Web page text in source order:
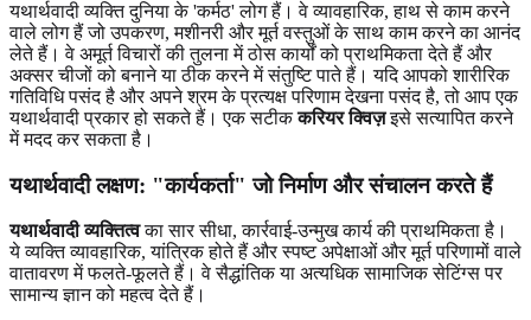
यथार्थवादी व्यक्ति दुनिया के 'कर्मठ' लोग हैं। वे व्यावहारिक, हाथ से काम करने
वाले लोग हैं जो उपकरण, मशीनरी और मूर्त वस्तुओं के साथ काम करने का आनंद
लेते हैं। वे अमूर्त विचारों की तुलना में ठोस कार्यों को प्राथमिकता देते हैं और
अक्सर चीजों को बनाने या ठीक करने में संतुष्टि पाते हैं। यदि आपको शारीरिक
गतिविधि पसंद है और अपने श्रम के प्रत्यक्ष परिणाम देखना पसंद है, तो आप एक
यथार्थवादी प्रकार हो सकते हैं। एक सटीककरियर क्विज़इसे सत्यापित करने
में मदद कर सकता है।
यथार्थवादी लक्षण: "कार्यकर्ता" जो निर्माण और संचालन करते हैं
यथार्थवादी व्यक्तित्वका सार सीधा, कार्रवाई-उन्मुख कार्य की प्राथमिकता है।
ये व्यक्ति व्यावहारिक, यांत्रिक होते हैं और स्पष्ट अपेक्षाओं और मूर्त परिणामों वाले
वातावरण में फलते-फूलते हैं। वे सैद्धांतिक या अत्यधिक सामाजिक सेटिंग्स पर
सामान्य ज्ञान को महत्व देते हैं।